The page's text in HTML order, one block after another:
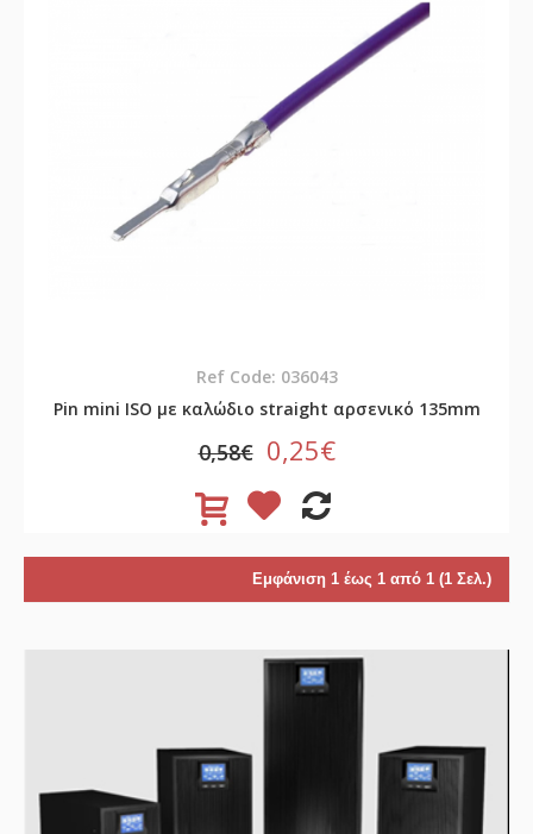
Ref Code: 036043
Pin mini ISO με καλώδιο straight αρσενικό 135mm
0,58€ 0,25€
Εμφάνιση 1 έως 1 από 1 (1 Σελ.)